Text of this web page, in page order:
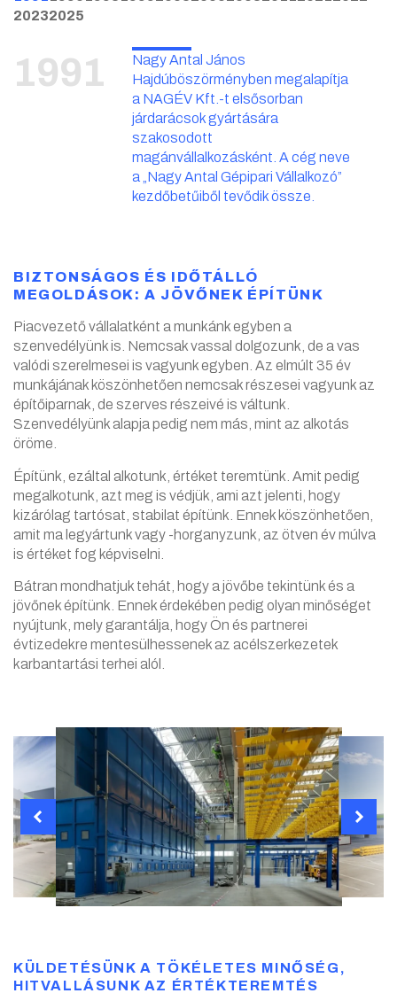
20232025
1991
Nagy Antal János
Hajdúböszörményben megalapítja
a NAGÉV Kft.-t elsősorban
járdarácsok gyártására
szakosodott
magánvállalkozásként. A cég neve
a „Nagy Antal Gépipari Vállalkozó”
kezdőbetűiből tevődik össze.
BIZTONSÁGOS ÉS IDŐTÁLLÓ
MEGOLDÁSOK: A JÖVŐNEK ÉPÍTÜNK
Piacvezető vállalatként a munkánk egyben a
szenvedélyünk is. Nemcsak vassal dolgozunk, de a vas
valódi szerelmesei is vagyunk egyben. Az elmúlt 35 év
munkájának köszönhetően nemcsak részesei vagyunk az
építőiparnak, de szerves részeivé is váltunk.
Szenvedélyünk alapja pedig nem más, mint az alkotás
öröme.
Építünk, ezáltal alkotunk, értéket teremtünk. Amit pedig
megalkotunk, azt meg is védjük, ami azt jelenti, hogy
kizárólag tartósat, stabilat építünk. Ennek köszönhetően,
amit ma legyártunk vagy -horganyzunk, az ötven év múlva
is értéket fog képviselni.
Bátran mondhatjuk tehát, hogy a jövőbe tekintünk és a
jövőnek építünk. Ennek érdekében pedig olyan minőséget
nyújtunk, mely garantálja, hogy Ön és partnerei
évtizedekre mentesülhessenek az acélszerkezetek
karbantartási terhei alól.
KÜLDETÉSÜNK A TÖKÉLETES MINŐSÉG,
HITVALLÁSUNK AZ ÉRTÉKTEREMTÉS